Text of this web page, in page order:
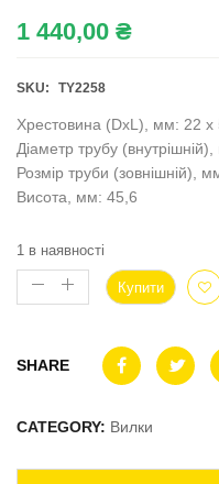
1 440,00 ₴
SKU: TY2258
Хрестовина (DxL), мм: 22 x
Діаметр трубу
Розмір труби (зовнішній),
Висота, мм: 45,6
1 в наявності
Купити
SHARE
CATEGORY: Вилки